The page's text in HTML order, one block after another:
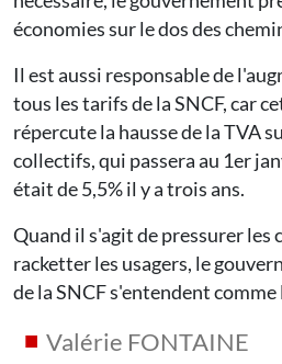
économies sur le dos des
Il est aussi responsable de
tous les tarifs de la SNCF, car
répercute la hausse de la TVA
collectifs, qui passera au 1er
était de 5,5% il y a trois ans.
Quand il s'agit de pressurer les
racketter les usagers, le
de la SNCF s'entendent
Valérie FONTAINE